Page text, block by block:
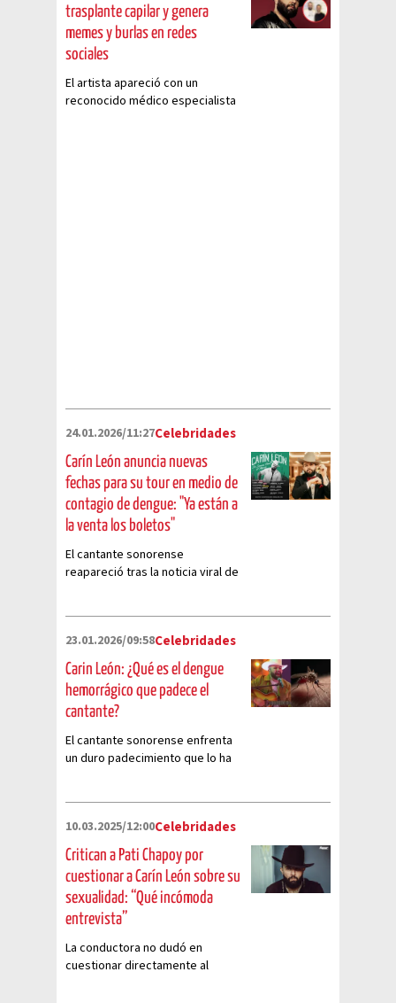
trasplante capilar y genera
memes y burlas en redes
sociales
El artista apareció con un
reconocido médico especialista
24.01.2026/11:27Celebridades
Carín León anuncia nuevas
fechas para su tour en medio de
contagio de dengue: "Ya están a
la venta los boletos"
El cantante sonorense
reapareció tras la noticia viral de
23.01.2026/09:58Celebridades
Carin León: ¿Qué es el dengue
hemorrágico que padece el
cantante?
El cantante sonorense enfrenta
un duro padecimiento que lo ha
10.03.2025/12:00Celebridades
Critican a Pati Chapoy por
cuestionar a Carín León sobre su
sexualidad: “Qué incómoda
entrevista”
La conductora no dudó en
cuestionar directamente al